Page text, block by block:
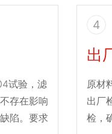
试验，滤
存在影响
陷。要求
4
出
原材
出厂
检，